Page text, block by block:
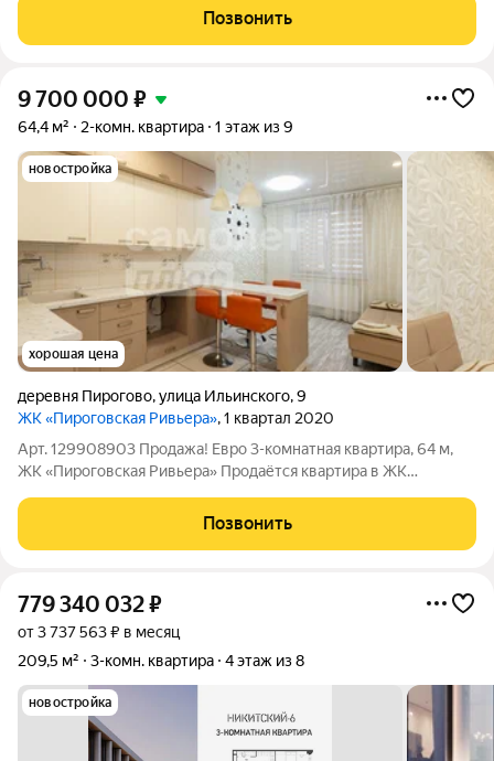
Покровское-Стрешнево. Под панорамными окнами квартир
находится собственный экопарк с
Позвонить
9 700 000 ₽
64,4 м² 2-комн. квартира 1 этаж из 9
новостройка
хорошая цена
деревня Пирогово,улица Ильинского,9
ЖК «Пироговская Ривьера», 1 квартал 2020
Арт. 129908903 Продажа! Евро 3-комнатная квартира, 64 м,
ЖК «Пироговская Ривьера» Продаётся квартира в ЖК
дома(угловой подъезд) в жилом комплексе«Пироговская
Ривьера». Преимущества: монолитное
Позвонить
779 340 032₽
от 3 737 563 ₽ в месяц
209,5 м²
3-комн. квартира 4 этаж из 8
новостройка